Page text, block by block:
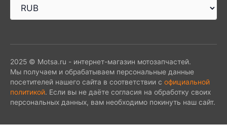
2025 © Motsa.ru - интернет-магазин мотозапчастей.
Мы получаем и обрабатываем персональные данные
посетителей нашего сайта в соответствии с официальной
политикой. Если вы не даёте согласия на обработку своих
персональных данных, вам необходимо покинуть наш сайт.